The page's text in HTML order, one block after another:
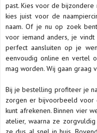
past. Kies voor de
kies juist voor de
naam. Of je nu op zoek
voor iemand anders, je
perfect aansluiten op je
eenvoudig online en vertel
mag worden. Wij gaan graag
Bij je bestelling profiteer je
zorgen er bijvoorbeeld voor
kunt afrekenen. Binnen vier
atelier, waarna ze